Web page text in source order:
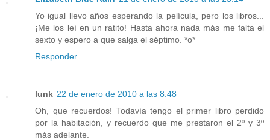
Yo igual llevo años esperando la película, pero los libros...
¡Me los leí en un ratito! Hasta ahora nada más me falta el
sexto y espero a que salga el séptimo. *o*
Responder
lunk 22 de enero de 2010 a las 8:48
Oh, que recuerdos! Todavía tengo el primer libro perdido
por la habitación, y recuerdo que me prestaron el 2º y 3º
más adelante.